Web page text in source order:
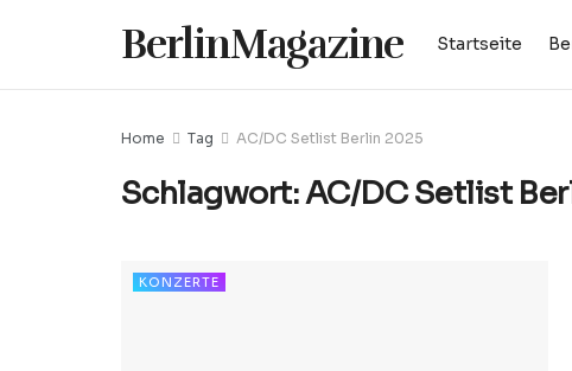
BerlinMagazine Startseite
Home Tag AC/DC Setlist Berlin 2025
Schlagwort:AC/DC Setlist
KONZERTE